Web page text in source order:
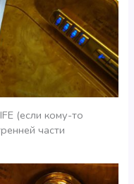
(если кому-то
части